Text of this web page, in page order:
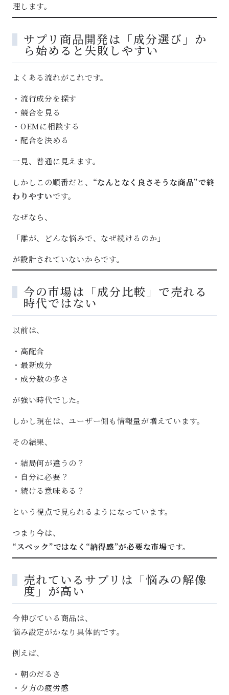
理します。
サプリ商品開発は「成分選び」か
ら始めると失敗しやすい
よくある流れがこれです。
・流行成分を探す
・競合を見る
・OEMに相談する
・配合を決める
一見、普通に見えます。
しかしこの順番だと、 “なんとなく良さそうな商品”で終
わりやすいです。
なぜなら、
「誰が、どんな悩みで、なぜ続けるのか」
が設計されていないからです。
今の市場は「成分比較」で売れる
時代ではない
以前は、
・高配合
・最新成分
・成分数の多さ
が強い時代でした。
しかし現在は、ユーザー側も情報量が増えています。
その結果、
・結局何が違うの？
・自分に必要？
・続ける意味ある？
という視点で見られるようになっています。
つまり今は、
“スペック”ではなく“納得感”が必要な市場です。
売れているサプリは「悩みの解像
度」が高い
今伸びている商品は、
悩み設定がかなり具体的です。
例えば、
・朝のだるさ
・夕方の疲労感